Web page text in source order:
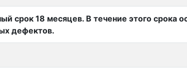
срок 18 месяцев. В течение этого срока
дефектов.